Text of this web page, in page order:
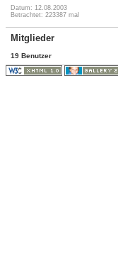
Datum: 12.08.2003
Betrachtet: 223387 mal
Mitglieder
19 Benutzer